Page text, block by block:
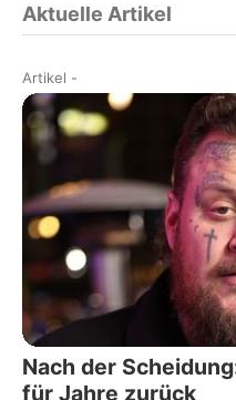
Aktuelle Artikel
Artikel -
Nach der
für Jahre zurück